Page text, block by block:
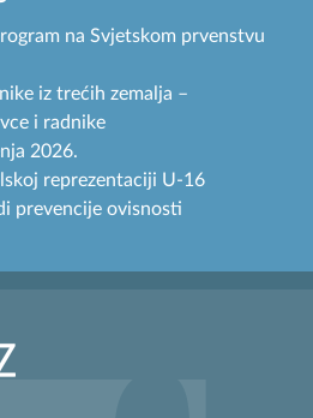
na Svjetskom prvenstvu
iz trećih zemalja –
i radnike
2026.
reprezentaciji U-16
prevencije ovisnosti